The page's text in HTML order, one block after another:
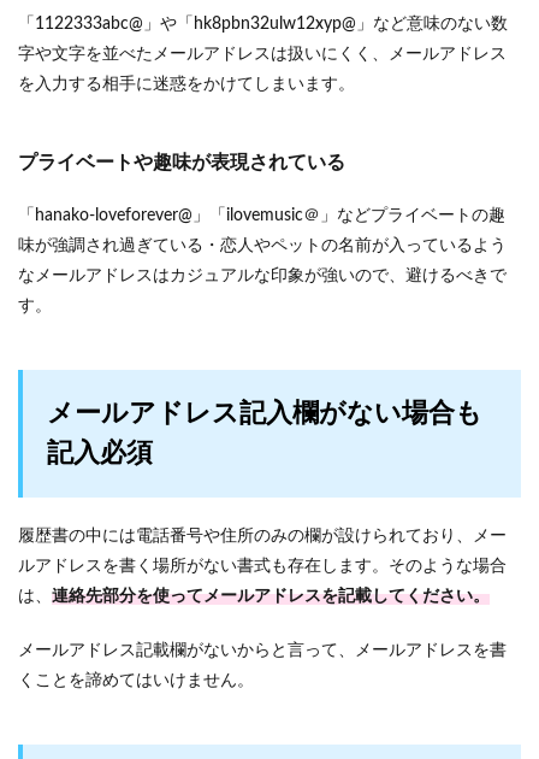
「1122333abc@」や「hk8pbn32ulw12xyp@」など意味のない数
字や文字を並べたメールアドレスは扱いにくく、メールアドレス
を入力する相手に迷惑をかけてしまいます。
プライベートや趣味が表現されている
「hanako-loveforever@」「ilovemusic＠」などプライベートの趣
味が強調され過ぎている・恋人やペットの名前が入っているよう
なメールアドレスはカジュアルな印象が強いので、避けるべきで
す。
メールアドレス記入欄がない場合も
記入必須
履歴書の中には電話番号や住所のみの欄が設けられており、メー
ルアドレスを書く場所がない書式も存在します。 そのような場合
は、 連絡先部分を使ってメールアドレスを記載してください。
メールアドレス記載欄がないからと言って、メールアドレスを書
くことを諦めてはいけません。